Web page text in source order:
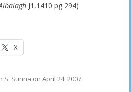
J1,1410 pg 294)
X
S. Sunna on April 24, 2007.